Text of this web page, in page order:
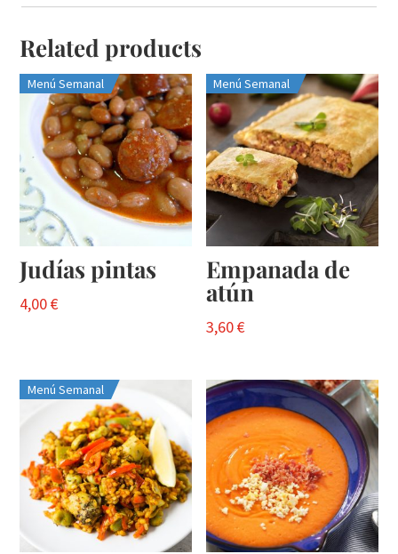
Related products
Menú Semanal
Judías pintas
4,00€
Menú Semanal
Empanada de
atún
3,60€
Menú Semanal